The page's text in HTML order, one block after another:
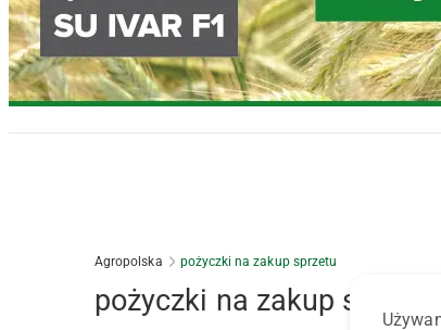
Agropolska pożyczki na zakup sprzetu
pożyczki na zakup sprzetu